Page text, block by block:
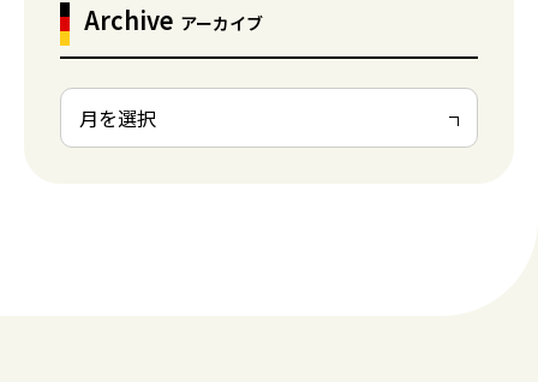
Archive アーカイブ